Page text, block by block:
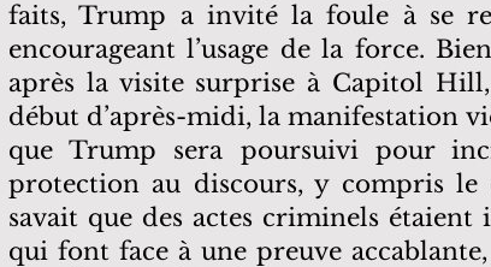
faits, Trump a invité la foule à se
encourageant l’usage de la force.
après la visite surprise à Capitol Hill,
début d’après-midi, la manifestation
que Trump sera poursuivi pour
protection au discours, y compris le
savait que des actes criminels
qui font face à une preuve